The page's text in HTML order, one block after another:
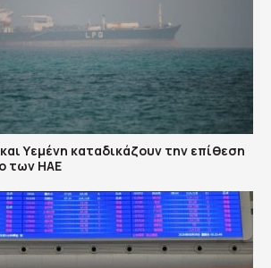
Υεμένη καταδικάζουν την επίθεση
των ΗΑΕ